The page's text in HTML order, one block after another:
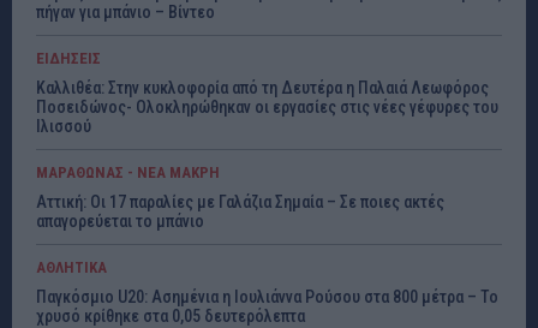
πήγαν για μπάνιο – Βίντεο
ΕΙΔΗΣΕΙΣ
Καλλιθέα: Στην κυκλοφορία από τη Δευτέρα η Παλαιά Λεωφόρος
Ποσειδώνος- Ολοκληρώθηκαν οι εργασίες στις νέες γέφυρες του
Ιλισσού
ΜΑΡΑΘΩΝΑΣ - ΝΕΑ ΜΑΚΡΗ
Αττική: Οι 17 παραλίες με Γαλάζια Σημαία – Σε ποιες ακτές
απαγορεύεται το μπάνιο
ΑΘΛΗΤΙΚΑ
Παγκόσμιο U20: Ασημένια η Ιουλιάννα Ρούσου στα 800 μέτρα – Το
χρυσό κρίθηκε στα 0,05 δευτερόλεπτα